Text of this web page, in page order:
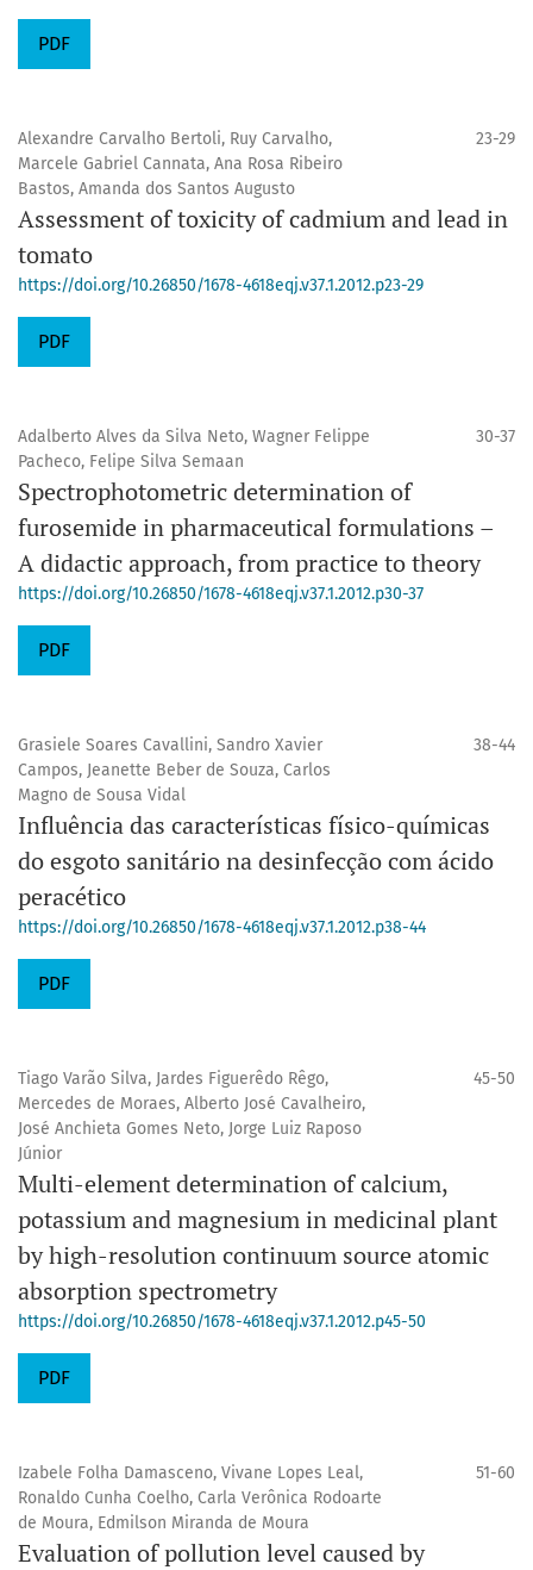
PDF
Alexandre Carvalho Bertoli, Ruy Carvalho,
Marcele Gabriel Cannata, Ana Rosa Ribeiro
Bastos, Amanda dos Santos Augusto
23-29
Assessment of toxicity of cadmium and lead in
tomato
https://doi.org/10.26850/1678-4618eqj.v37.1.2012.p23-29
PDF
Adalberto Alves da Silva Neto, Wagner Felippe
Pacheco, Felipe Silva Semaan
30-37
Spectrophotometric determination of
furosemide in pharmaceutical formulations –
A didactic approach, from practice to theory
https://doi.org/10.26850/1678-4618eqj.v37.1.2012.p30-37
PDF
Grasiele Soares Cavallini, Sandro Xavier
Campos, Jeanette Beber de Souza, Carlos
Magno de Sousa Vidal
38-44
Influência das características físico-químicas
do esgoto sanitário na desinfecção com ácido
peracético
https://doi.org/10.26850/1678-4618eqj.v37.1.2012.p38-44
PDF
Tiago Varão Silva, Jardes Figuerêdo Rêgo,
Mercedes de Moraes, Alberto José Cavalheiro,
José Anchieta Gomes Neto, Jorge Luiz Raposo
Júnior
45-50
Multi-element determination of calcium,
potassium and magnesium in medicinal plant
by high-resolution continuum source atomic
absorption spectrometry
https://doi.org/10.26850/1678-4618eqj.v37.1.2012.p45-50
PDF
Izabele Folha Damasceno, Vivane Lopes Leal,
Ronaldo Cunha Coelho, Carla Verônica Rodoarte
de Moura, Edmilson Miranda de Moura
51-60
Evaluation of pollution level caused by